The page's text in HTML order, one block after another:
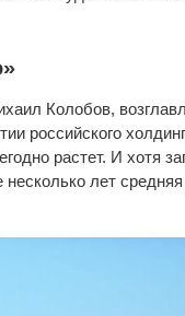
Колобов,
российского
растет. И хотя
лет